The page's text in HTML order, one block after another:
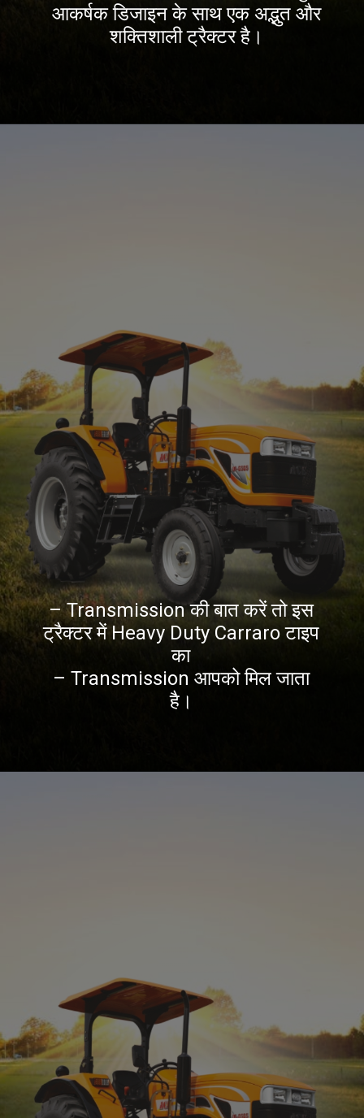
आकर्षक डिजाइन के साथ एक अद्भुत और
शक्तिशाली ट्रैक्टर है।
– Transmission की बात करें तो इस
ट्रैक्टर में Heavy Duty Carraro टाइप
का
– Transmission आपको मिल जाता
है।